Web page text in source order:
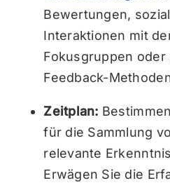
Bewertungen,
Interaktionen mit
Fokusgruppen oder
Feedback-
Zeitplan:
für die Sammlung
relevante
Erwägen Sie die